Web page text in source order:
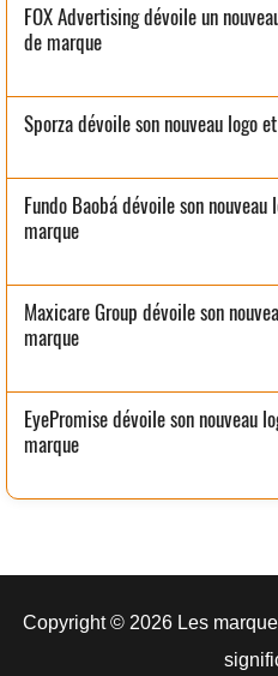
FOX Advertising dévoile un
de marque
Sporza dévoile son nouveau logo
Fundo Baobá dévoile son
marque
Maxicare Group dévoile son
marque
EyePromise dévoile son nouveau
marque
Copyright © 2026 Les